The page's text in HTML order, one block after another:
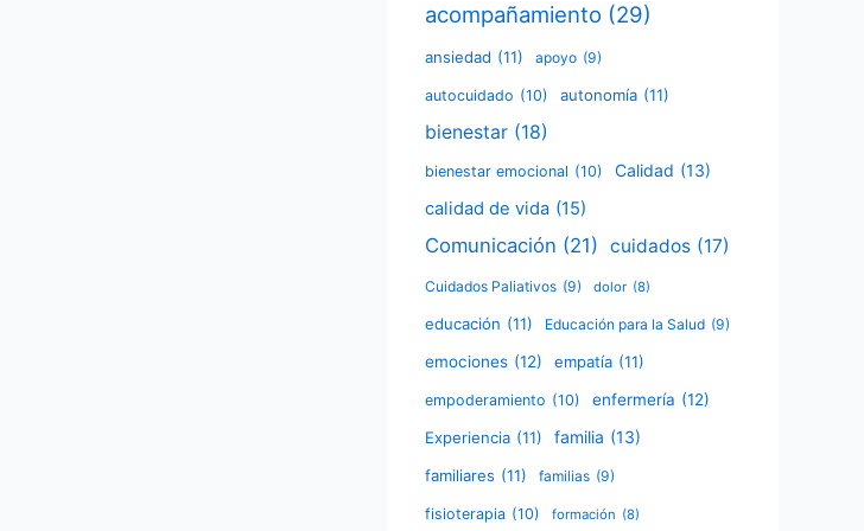
acompañamiento (29)
ansiedad (11) apoyo (9)
autocuidado (10) autonomía (11)
bienestar (18)
bienestar emocional (10) Calidad (13)
calidad de vida (15)
Comunicación (21) cuidados (17)
Cuidados Paliativos (9) dolor (8)
educación (11) Educación para la Salud (9)
emociones (12) empatía (11)
empoderamiento (10) enfermería (12)
Experiencia (11) familia (13)
familiares (11) familias (9)
fisioterapia (10) formación (8)